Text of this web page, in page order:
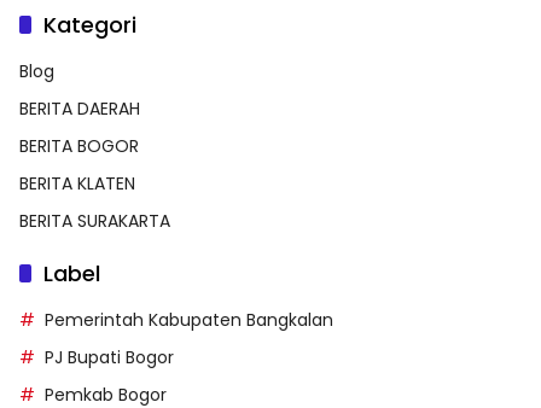
Kategori
Blog
BERITA DAERAH
BERITA BOGOR
BERITA KLATEN
BERITA SURAKARTA
Label
Pemerintah Kabupaten Bangkalan
PJ Bupati Bogor
Pemkab Bogor